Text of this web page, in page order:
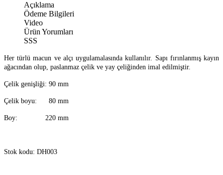
Açıklama
Ödeme Bilgileri
Video
Ürün Yorumları
SSS
Her türlü macun ve alçı uygulamalasında kullanılır. Sapı fırınlanmış kayın
ağacından olup, paslanmaz çelik ve yay çeliğinden imal edilmiştir.
Çelik genişliği: 90 mm
Çelik boyu: 80 mm
Boy: 220 mm
Stok kodu: DH003